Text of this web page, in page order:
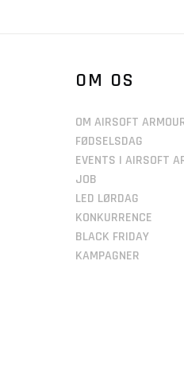
OM OS
OM AIRSOFT
FØDSELSDAG
EVENTS I AIRSOFT
JOB
LED LØRDAG
KONKURRENCE
BLACK FRIDAY
KAMPAGNER